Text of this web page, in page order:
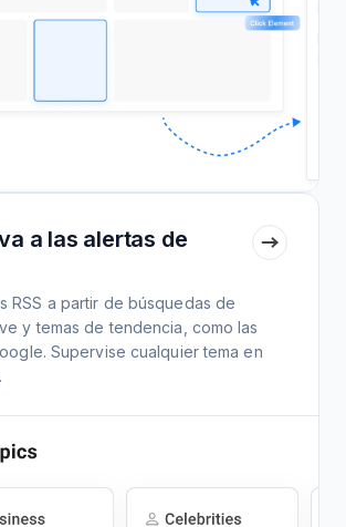
a las alertas de
RSS a partir de búsquedas de
y temas de tendencia, como las
Supervise cualquier tema en